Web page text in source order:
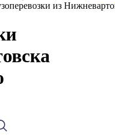
из